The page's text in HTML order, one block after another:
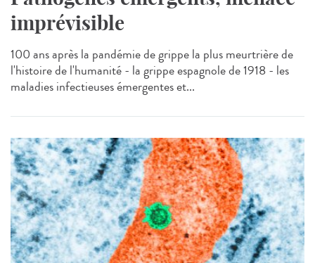
imprévisible
100 ans après la pandémie de grippe la plus meurtrière de
l'histoire de l'humanité - la grippe espagnole de 1918 - les
maladies infectieuses émergentes et...